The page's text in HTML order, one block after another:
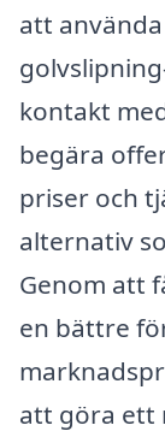
att
kontakt
begära
priser och
alternativ
Genom att
en bättre
att göra ett